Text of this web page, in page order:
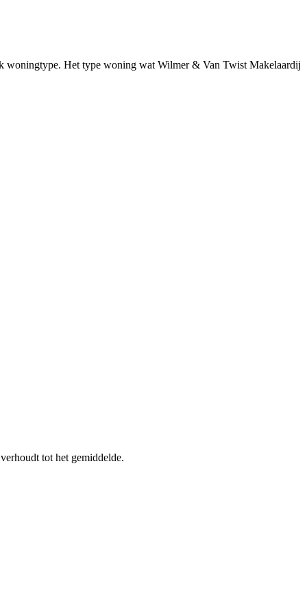
woningtype. Het type woning wat Wilmer & Van Twist Makelaardij
tot het gemiddelde.